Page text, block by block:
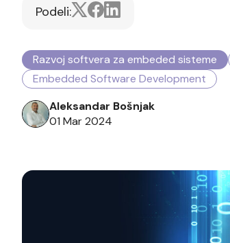
Podeli:
Razvoj softvera za embeded sisteme
Embedded Software Development
Aleksandar Bošnjak
01 Mar 2024